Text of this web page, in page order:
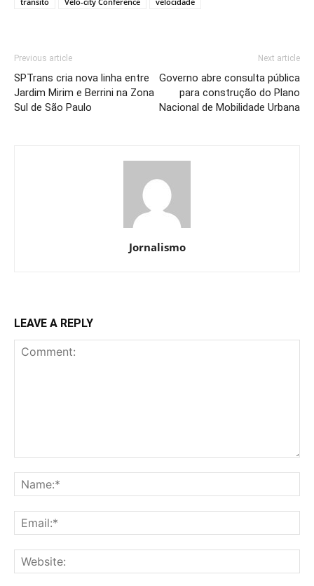
Previous article
SPTrans cria nova linha entre
Jardim Mirim e Berrini na Zona
Sul de São Paulo
Next article
Governo abre consulta pública
para construção do Plano
Nacional de Mobilidade Urbana
Jornalismo
LEAVE A REPLY